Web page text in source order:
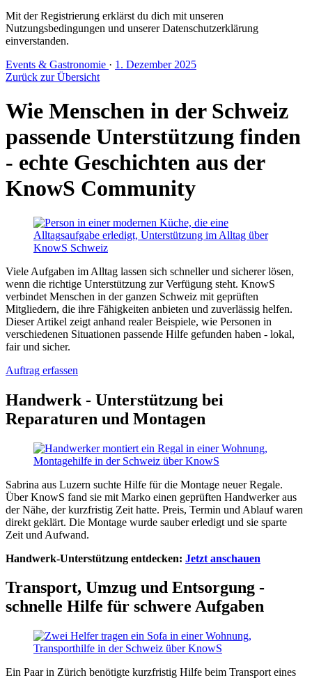
Mit der Registrierung erklärst du dich mit unseren
Nutzungsbedingungen und unserer Datenschutzerklärung
einverstanden.
Events & Gastronomie · 1. Dezember 2025
Zurück zur Übersicht
Wie Menschen in der Schweiz
passende Unterstützung finden
- echte Geschichten aus der
KnowS Community
Viele Aufgaben im Alltag lassen sich schneller und sicherer lösen,
wenn die richtige Unterstützung zur Verfügung steht. KnowS
verbindet Menschen in der ganzen Schweiz mit geprüften
Mitgliedern, die ihre Fähigkeiten anbieten und zuverlässig helfen.
Dieser Artikel zeigt anhand realer Beispiele, wie Personen in
verschiedenen Situationen passende Hilfe gefunden haben - lokal,
fair und sicher.
Auftrag erfassen
Handwerk - Unterstützung bei
Reparaturen und Montagen
Sabrina aus Luzern suchte Hilfe für die Montage neuer Regale.
Über KnowS fand sie mit Marko einen geprüften Handwerker aus
der Nähe, der kurzfristig Zeit hatte. Preis, Termin und Ablauf waren
direkt geklärt. Die Montage wurde sauber erledigt und sie sparte
Zeit und Aufwand.
Handwerk-Unterstützung entdecken: Jetzt anschauen
Transport, Umzug und Entsorgung -
schnelle Hilfe für schwere Aufgaben
Ein Paar in Zürich benötigte kurzfristig Hilfe beim Transport eines